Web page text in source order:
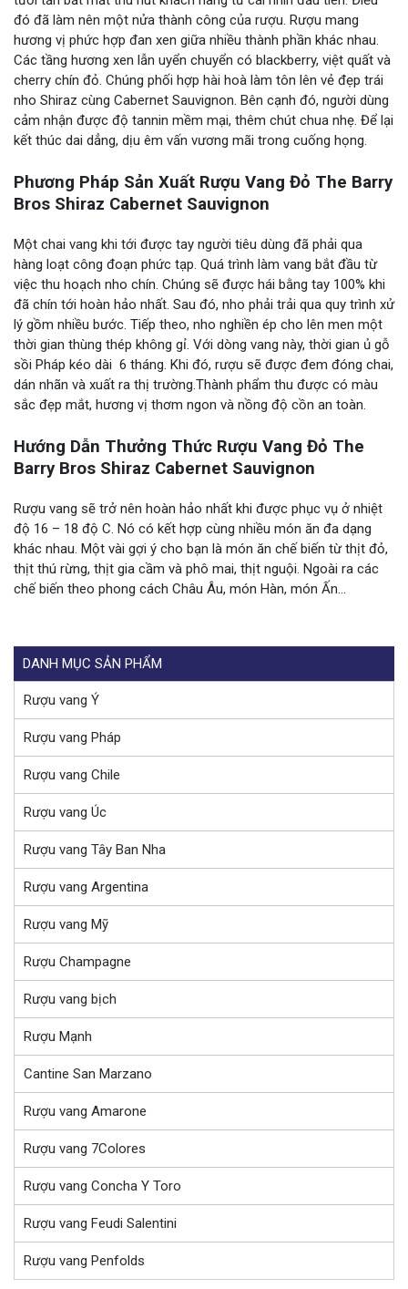
đó đã làm nên một nửa thành công của rượu. Rượu mang
hương vị phức hợp đan xen giữa nhiều thành phần khác nhau.
Các tầng hương xen lẫn uyển chuyển có blackberry, việt quất và
cherry chín đỏ. Chúng phối hợp hài hoà làm tôn lên vẻ đẹp trái
nho Shiraz cùng Cabernet Sauvignon. Bên cạnh đó, người dùng
cảm nhận được độ tannin mềm mại, thêm chút chua nhẹ. Để lại
kết thúc dai dẳng, dịu êm vấn vương mãi trong cuống họng.
Phương Pháp Sản Xuất Rượu Vang Đỏ The Barry
Bros Shiraz Cabernet Sauvignon
Một chai vang khi tới được tay người tiêu dùng đã phải qua
hàng loạt công đoạn phức tạp. Quá trình làm vang bắt đầu từ
việc thu hoạch nho chín. Chúng sẽ được hái bằng tay 100% khi
đã chín tới hoàn hảo nhất. Sau đó, nho phải trải qua quy trình xử
lý gồm nhiều bước. Tiếp theo, nho nghiền ép cho lên men một
thời gian thùng thép không gỉ. Với dòng vang này, thời gian ủ gỗ
sồi Pháp kéo dài 6 tháng. Khi đó, rượu sẽ được đem đóng chai,
dán nhãn và xuất ra thị trường.Thành phẩm thu được có màu
sắc đẹp mắt, hương vị thơm ngon và nồng độ cồn an toàn.
Hướng Dẫn Thưởng Thức Rượu Vang Đỏ The
Barry Bros Shiraz Cabernet Sauvignon
Rượu vang sẽ trở nên hoàn hảo nhất khi được phục vụ ở nhiệt
độ 16 – 18 độ C. Nó có kết hợp cùng nhiều món ăn đa dạng
khác nhau. Một vài gợi ý cho bạn là món ăn chế biến từ thịt đỏ,
thịt thú rừng, thịt gia cầm và phô mai, thịt nguội. Ngoài ra các
chế biến theo phong cách Châu Âu, món Hàn, món Ấn…
DANH MỤC SẢN PHẨM
Rượu vang Ý
Rượu vang Pháp
Rượu vang Chile
Rượu vang Úc
Rượu vang Tây Ban Nha
Rượu vang Argentina
Rượu vang Mỹ
Rượu Champagne
Rượu vang bịch
Rượu Mạnh
Cantine San Marzano
Rượu vang Amarone
Rượu vang 7Colores
Rượu vang Concha Y Toro
Rượu vang Feudi Salentini
Rượu vang Penfolds